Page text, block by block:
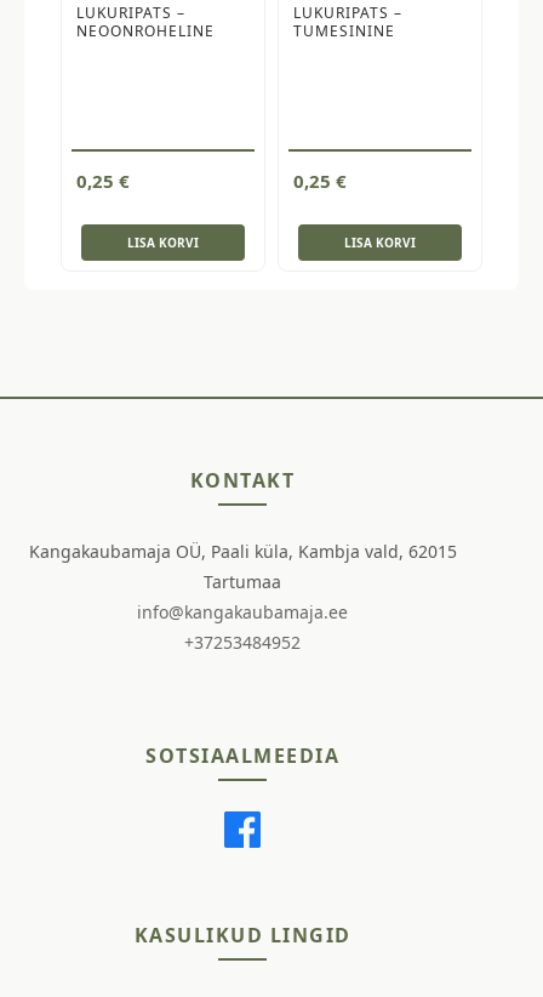
LUKURIPATS –
NEOONROHELINE
0,25 €
LISA KORVI
LUKURIPATS –
TUMESININE
0,25 €
LISA KORVI
KONTAKT
Kangakaubamaja OÜ, Paali küla, Kambja vald, 62015
Tartumaa
info@kangakaubamaja.ee
+37253484952
SOTSIAALMEEDIA
KASULIKUD LINGID